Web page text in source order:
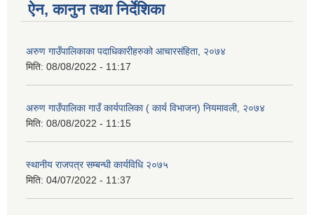
ऐन, कानुन तथा निर्देशिका
अरुण गाउँपालिकाका पदाधिकारीहरुको आचारसंहिता, २०७४
मिति: 08/08/2022 - 11:17
अरुण गाउँपालिका गाउँ कार्यपालिका ( कार्य विभाजन) नियमावली, २०७४
मिति: 08/08/2022 - 11:15
स्थानीय राजपत्र सम्बन्धी कार्यविधि २०७५
मिति: 04/07/2022 - 11:37